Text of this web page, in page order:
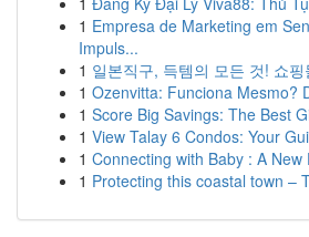
1 Empresa de Marketing em
Impuls...
1 일본직구, 득템의 모든 것! 쇼핑
1 Ozenvitta: Funciona Mesmo?
1 Score Big Savings: The Best
1 View Talay 6 Condos: Your
1 Connecting with Baby : A New
1 Protecting this coastal town –